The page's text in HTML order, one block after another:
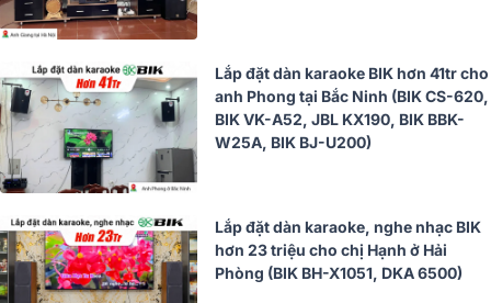
Lắp đặt dàn karaoke BIK hơn 41tr cho
anh Phong tại Bắc Ninh (BIK CS-620,
BIK VK-A52, JBL KX190, BIK BBK-
W25A, BIK BJ-U200)
Lắp đặt dàn karaoke, nghe nhạc BIK
hơn 23 triệu cho chị Hạnh ở Hải
Phòng (BIK BH-X1051, DKA 6500)